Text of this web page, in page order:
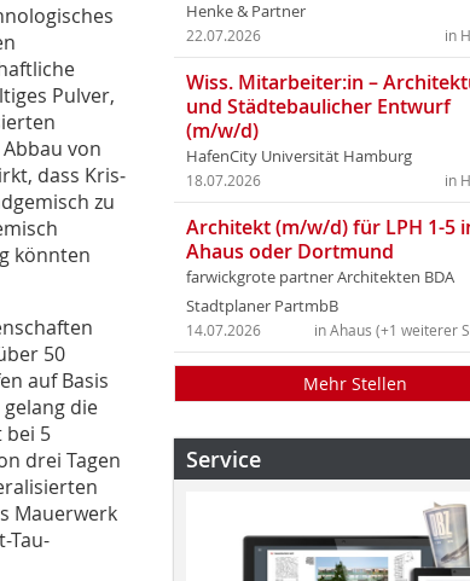
Pulver,
von
dass Kris­
zu
könnten
50
auf Basis
die
bei 5
drei Tagen
Mauerwerk
Tau-
Henke & Partner
in
22.07.2026
Wiss. Mitarbeiter:in –
und Städtebaulicher Entwurf
(m/w/d)
HafenCity Universität Hamburg
in
18.07.2026
Architekt (m/w/d) für LPH 1-5
Ahaus oder Dortmund
farwickgrote partner Architekten BDA
Stadtplaner PartmbB
in Ahaus (+1 weiterer
14.07.2026
Mehr Stellen
Service